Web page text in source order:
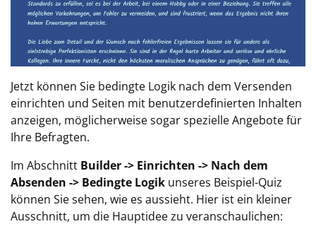
Jetzt können Sie bedingte Logik nach dem Versenden
einrichten und Seiten mit benutzerdefinierten Inhalten
anzeigen, möglicherweise sogar spezielle Angebote für
Ihre Befragten.
Im Abschnitt Builder -> Einrichten -> Nach dem
Absenden -> Bedingte Logik unseres Beispiel-Quiz
können Sie sehen, wie es aussieht. Hier ist ein kleiner
Ausschnitt, um die Hauptidee zu veranschaulichen: